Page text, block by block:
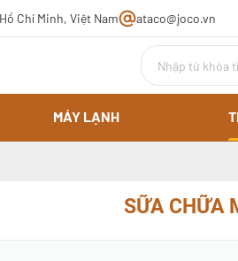
Chí Minh, Việt Nam ataco@joco.vn
MÁY LẠNH
SỮA CHỮA